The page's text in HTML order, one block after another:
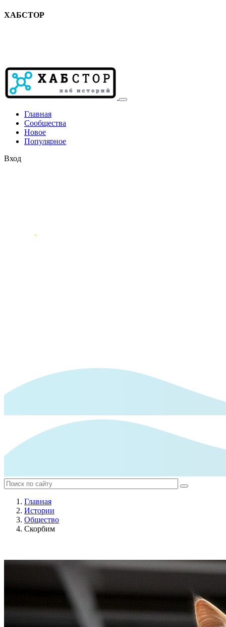
ХАБСТОР
Главная
Сообщества
Новое
Популярное
Вход
Главная
Истории
Общество
Скорбим